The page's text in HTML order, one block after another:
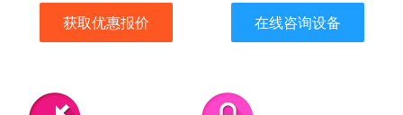
获取优惠报价 在线咨询设备